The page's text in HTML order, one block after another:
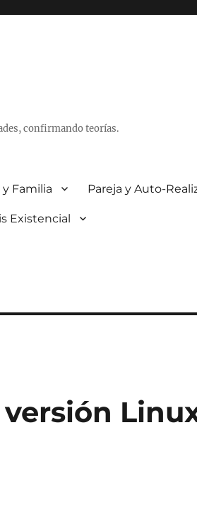
confirmando teorías.
Familia Pareja y Auto-
Existencial